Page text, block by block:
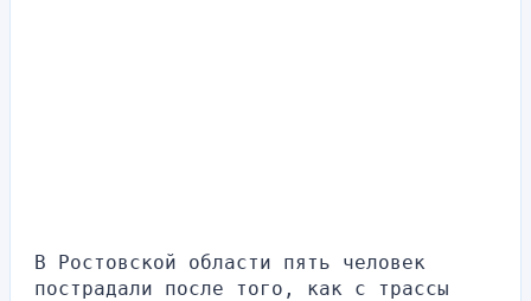
В Ростовской области пять человек
пострадали после того, как с трассы